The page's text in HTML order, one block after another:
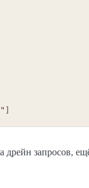
]
дрейн запросов,